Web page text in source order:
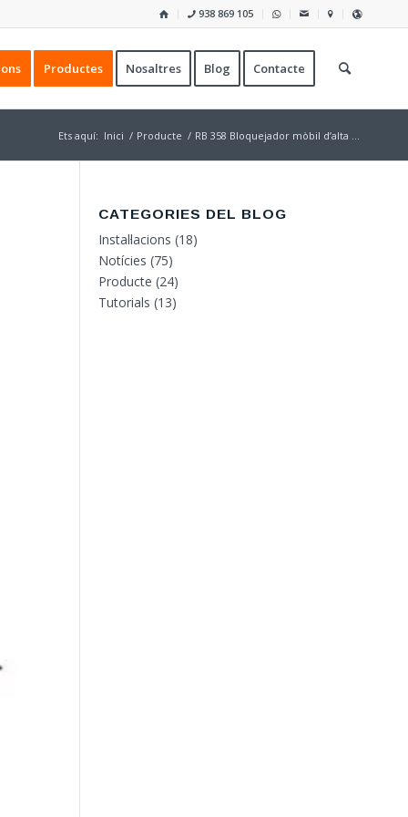
938 869 105
Productes Nosaltres Blog Contacte
Ets aquí: Inici / Producte / RB 358 Bloquejador mòbil d’alta ...
CATEGORIES DEL BLOG
Instal·lacions (18)
Notícies (75)
Producte (24)
Tutorials (13)